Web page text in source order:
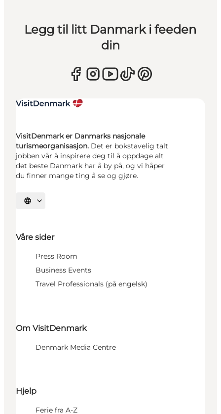
Legg til litt Danmark i feeden
din
VisitDenmark er Danmarks nasjonale
turismeorganisasjon. Det er bokstavelig talt
jobben vår å inspirere deg til å oppdage alt
det beste Danmark har å by på, og vi håper
du finner mange ting å se og gjøre.
Velg språk
Våre sider
Press Room
Business Events
Travel Professionals (på engelsk)
Om VisitDenmark
Denmark Media Centre
Hjelp
Ferie fra A-Z